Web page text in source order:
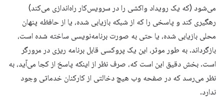
می‌شود (که یک رویداد واکشی را در سرویس‌کار راه‌اندازی می‌کند)
رهگیری کند و پاسخی را که از شبکه بازیابی شده، یا از حافظه پنهان
محلی بازیابی شده، یا حتی به صورت برنامه‌نویسی ساخته شده است،
بازگرداند. به طور موثر، این یک پروکسی قابل برنامه ریزی در مرورگر
است. بخش دقیق این است که، صرف نظر از اینکه پاسخ از کجا می‌آید، به
نظر می‌رسد که در صفحه وب هیچ دخالتی از کارکنان خدماتی وجود
ندارد.